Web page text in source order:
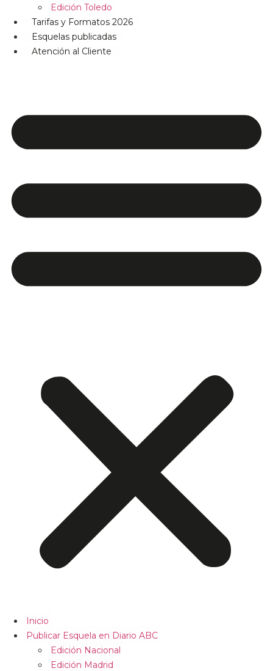
Edición Toledo
Tarifas y Formatos 2026
Esquelas publicadas
Atención al Cliente
Inicio
Publicar Esquela en Diario ABC
Edición Nacional
Edición Madrid